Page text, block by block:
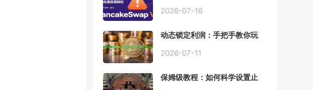
Pool 最容易翻车的不是手续
2026-07-16
动态锁定利润：手把手教你玩
2026-07-11
保姆级教程：如何科学设置止